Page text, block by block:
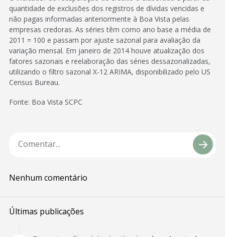
quantidade de exclusões dos registros de dívidas vencidas e
não pagas informadas anteriormente à Boa Vista pelas
empresas credoras. As séries têm como ano base a média de
2011 = 100 e passam por ajuste sazonal para avaliação da
variação mensal. Em janeiro de 2014 houve atualização dos
fatores sazonais e reelaboração das séries dessazonalizadas,
utilizando o filtro sazonal X-12 ARIMA, disponibilizado pelo US
Census Bureau.
Fonte: Boa Vista SCPC
Nenhum comentário
Últimas publicações